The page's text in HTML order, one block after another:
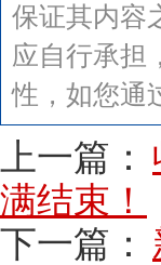
保证其内容
应自行承担
性，如您通
上一篇：
满结束！
下一篇：